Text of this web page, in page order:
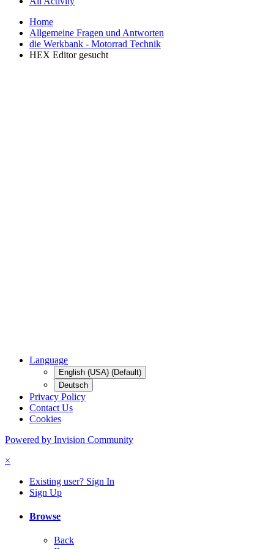
Home
Allgemeine Fragen und Antworten
die Werkbank - Motorrad Technik
HEX Editor gesucht
Language
English (USA) (Default)
Deutsch
Privacy Policy
Contact Us
Cookies
Powered by Invision Community
×
Existing user? Sign In
Sign Up
Browse
Back